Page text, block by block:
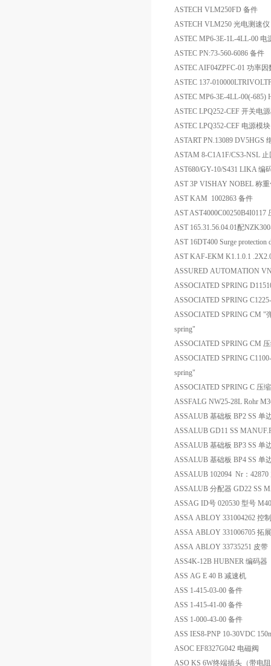
ASTECH VLM250FD 备件
ASTECH VLM250 光电测速仪
ASTEC MP6-3E-1L-4LL-00 电
ASTEC PN:73-560-6086 备件
ASTEC AIF04ZPFC-01 功率
ASTEC 137-
ASTEC MP6-3E-4LL-00(-685)
ASTEC LPQ252-CEF 开关电
ASTEC LPQ352-CEF 电源模块
ASTART PN.13089 DV5HGS
ASTAM 8-C1A1F/CS3-NSL
AST680/GY-10/S431 LIKA 编
AST 3P VISHAY NOBEL 称
AST KAM 1002863 备件
AST AST4000C00250B4I0117
AST 165.31.56.04.01配
AST 16DT400 Surge protection
AST KAF-EKM K1.1.0.1
ASSURED AUTOMATION
ASSOCIATED SPRING
ASSOCIATED SPRING
ASSOCIATED SPRING CM "
spring"
ASSOCIATED SPRING CM
ASSOCIATED SPRING
spring"
ASSOCIATED SPRING C 压
ASSFALG NW25-28L Rohr
ASSALUB 基础板 BP2 SS 单
ASSALUB GD11 SS
ASSALUB 基础板 BP3 SS 单
ASSALUB 基础板 BP4 SS 单
ASSALUB 102094 Nr：42870
ASSALUB 分配器 GD22 SS
ASSAG ID号 020530 型号
ASSA ABLOY 331004262 控
ASSA ABLOY 331006705 拓
ASSA ABLOY 33735251 皮带
ASS4K-12B HUBNER 编码器
ASS AG E 40 B 减速机
ASS 1-415-03-00 备件
ASS 1-415-41-00 备件
ASS 1-000-43-00 备件
ASS IES8-PNP 10-30VDC
ASOC EF8327G042 电磁阀
ASO KS 6W终端插头（带电